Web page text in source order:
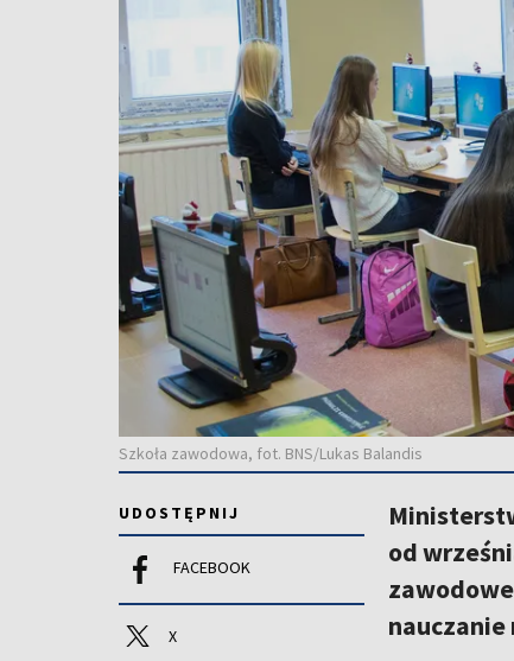
Szkoła zawodowa, fot. BNS/Lukas Balandis
UDOSTĘPNIJ
FACEBOOK
X
od
nauczanie